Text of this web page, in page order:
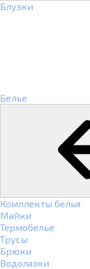
Блузки
Белье
Комплекты белья
Майки
Термобелье
Трусы
Брюки
Водолазки